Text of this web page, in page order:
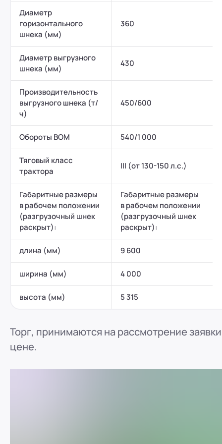
ООО "ПР-Лизинг"
РоссияПенза
8 (800) 250-25-31 (вн. 153)
ООО "ПР-Лизинг"
РоссияОмск
ООО "ПР-Лизинг"
Россия
8 (800) 250-25-31 (вн. 153)mail@pr-liz.ru8
Диаметр
горизонтального
шнека (мм)
360
Диаметр выгрузного
шнека (мм)
430
Производительность
выгрузного шнека (т/
ч)
450/600
Обороты ВОМ 540/1 000
Тяговый класс
трактора
III (от 130-150 л.с.)
Габаритные размеры
в рабочем положении
(разгрузочный шнек
раскрыт):
Габаритные размеры
в рабочем положении
(разгрузочный шнек
раскрыт):
длина (мм) 9 600
ширина (мм) 4 000
высота (мм) 5 315
Торг, принимаются на рассмотрение
цене.